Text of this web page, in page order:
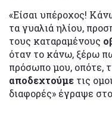
«Είσαι υπέροχος!
τα γυαλιά ηλίου,
τους καταραμένους
όταν το κάνω, ξέρω
πρόσωπο μου, οπότε,
αποδεχτούμε τις
διαφορές» έγραψε